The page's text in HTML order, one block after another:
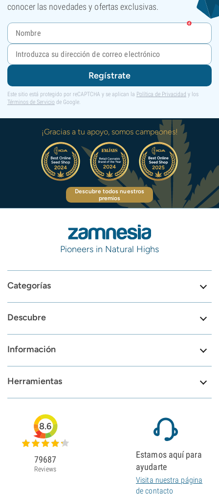
conocer las novedades y ofertas exclusivas.
Regístrate
Este sitio está protegido por reCAPTCHA y se aplican la Política de Privacidad y los
Términos de Servicio de Google.
¡Gracias a tu apoyo, somos campeones!
Descubre todos nuestros
premios
Pioneers in Natural Highs
Categorías
Descubre
Información
Herramientas
8.6
79687
Reviews
Estamos aquí para
ayudarte
Visita nuestra página
de contacto